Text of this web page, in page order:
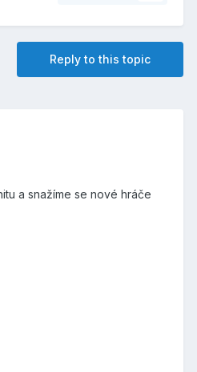
Reply to this topic
a snažíme se nové hráče